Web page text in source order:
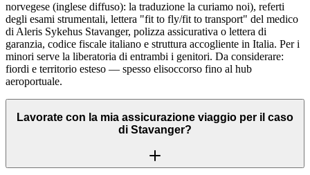
norvegese (inglese diffuso): la traduzione la curiamo noi), referti
degli esami strumentali, lettera "fit to fly/fit to transport" del medico
di Aleris Sykehus Stavanger, polizza assicurativa o lettera di
garanzia, codice fiscale italiano e struttura accogliente in Italia. Per i
minori serve la liberatoria di entrambi i genitori. Da considerare:
fiordi e territorio esteso — spesso elisoccorso fino al hub
aeroportuale.
Lavorate con la mia assicurazione viaggio per il caso
di Stavanger?